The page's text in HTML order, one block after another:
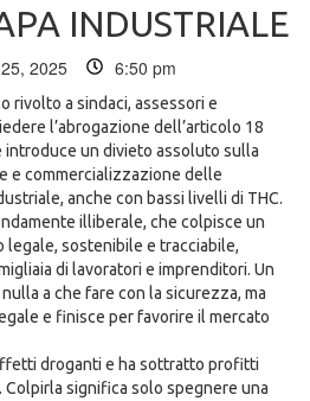
INDUSTRIALE
2025 6:50 pm
rivolto a sindaci, assessori e
l’abrogazione dell’articolo 18
un divieto assoluto sulla
e commercializzazione delle
anche con bassi livelli di THC.
illiberale, che colpisce un
legale, sostenibile e tracciabile,
di lavoratori e imprenditori. Un
a che fare con la sicurezza, ma
e finisce per favorire il mercato
droganti e ha sottratto profitti
significa solo spegnere una